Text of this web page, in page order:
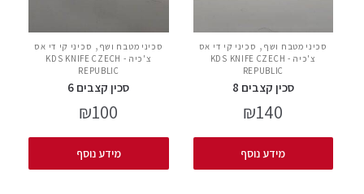
סכיני מטבח ושף , סכיני קי די אס
צ'כיה - KDS KNIFE CZECH
REPUBLIC
סכין קצבים 8
₪140
מידע נוסף
סכיני מטבח ושף , סכיני קי די אס
צ'כיה - KDS KNIFE CZECH
REPUBLIC
סכין קצבים 6
₪100
מידע נוסף